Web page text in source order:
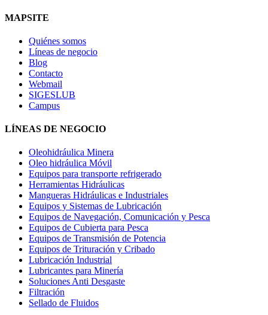
MAPSITE
Quiénes somos
Líneas de negocio
Blog
Contacto
Webmail
SIGESLUB
Campus
LÍNEAS DE NEGOCIO
Oleohidráulica Minera
Oleo hidráulica Móvil
Equipos para transporte refrigerado
Herramientas Hidráulicas
Mangueras Hidráulicas e Industriales
Equipos y Sistemas de Lubricación
Equipos de Navegación, Comunicación y Pesca
Equipos de Cubierta para Pesca
Equipos de Transmisión de Potencia
Equipos de Trituración y Cribado
Lubricación Industrial
Lubricantes para Minería
Soluciones Anti Desgaste
Filtración
Sellado de Fluidos